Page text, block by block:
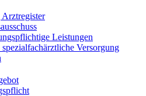
Leistungen
Versorgung